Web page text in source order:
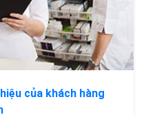
của khách hàng